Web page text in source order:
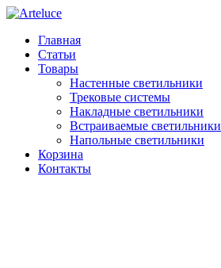
Главная
Статьи
Товары
Настенные светильники
Трековые системы
Накладные светильники
Встраиваемые светильники
Напольные светильники
Корзина
Контакты